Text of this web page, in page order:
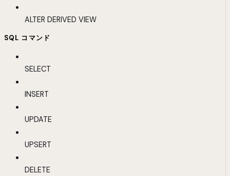
ALTER DERIVED VIEW
SQL コマンド
SELECT
INSERT
UPDATE
UPSERT
DELETE